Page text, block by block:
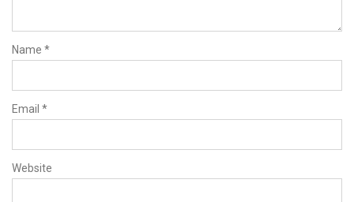
Name *
Email *
Website